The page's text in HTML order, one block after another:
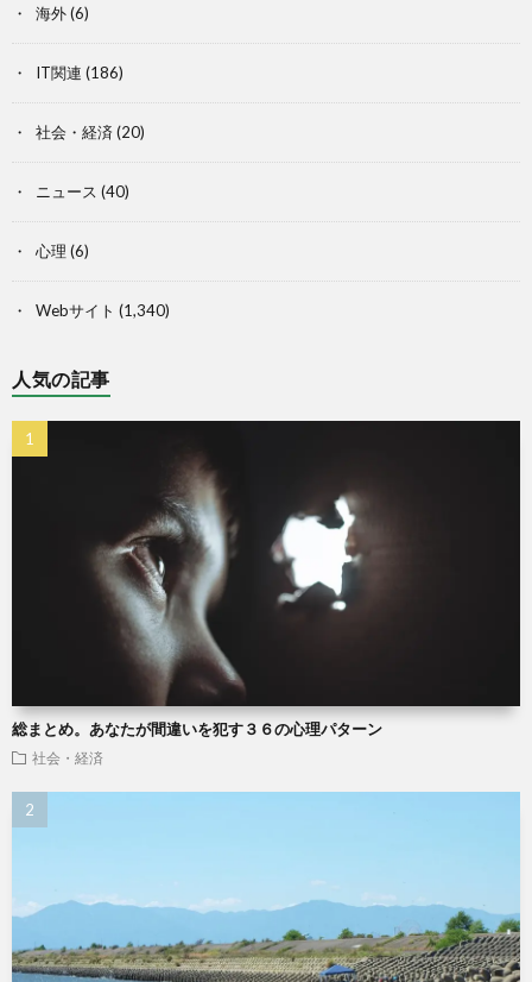
海外(6)
IT関連 (186)
社会・経済 (20)
ニュース (40)
心理 (6)
Webサイト (1,340)
人気の記事
総まとめ。あなたが間違いを犯す３６の心理パターン
社会・経済